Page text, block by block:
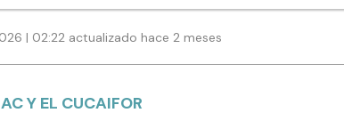
| 02:22 actualizado hace 2 meses
Y EL CUCAIFOR